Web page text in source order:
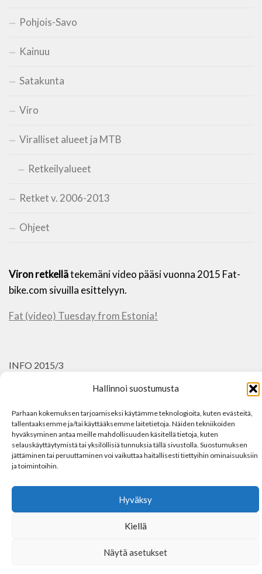
Hallinnoi suostumusta
Parhaan kokemuksen tarjoamiseksi käytämme teknologioita, kuten evästeitä,
tallentaaksemme ja/tai käyttääksemme laitetietoja. Näiden tekniikoiden
hyväksyminen antaa meille mahdollisuuden käsitellä tietoja, kuten
selauskäyttäytymistä tai yksilöllisiä tunnuksia tällä sivustolla. Suostumuksen
jättäminen tai peruuttaminen voi vaikuttaa haitallisesti tiettyihin ominaisuuksiin
ja toimintoihin.
Hyväksy
Kiellä
Näytä asetukset
Pohjois-Savo
Kainuu
Satakunta
Viro
Viralliset alueet ja MTB
Retkeilyalueet
Retket v. 2006-2013
Ohjeet
Viron retkellätekemäni video pääsi vuonna 2015 Fat-
bike.com sivuilla esittelyyn.
Fat (video) Tuesday from Estonia!
INFO 2015/3
Vanhat retket näkyy vielä menussa (2006-2013), mutta
toiminnoista (galleriat) on pois käytöstä.
Pahoittelen ja kaikkea sellaista…